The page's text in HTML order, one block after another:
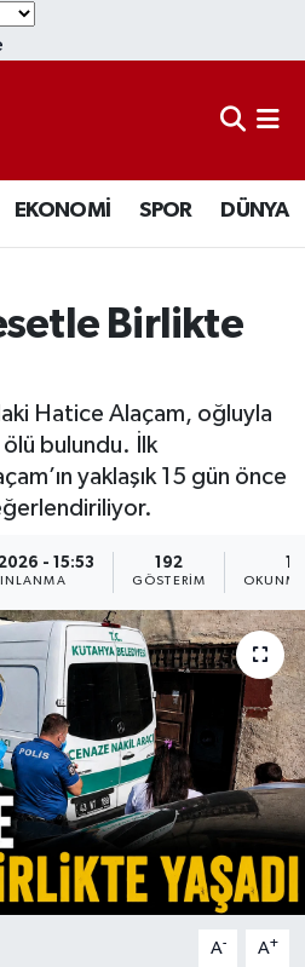
EKONOMİ SPOR DÜNYA
Birlikte
Hatice Alaçam, oğluyla
ölü bulundu. İlk
yaklaşık 15 gün önce
- 15:53 192
GÖSTERIM
A- A+
Haritası
ve Fikstür